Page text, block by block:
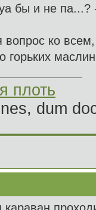
бы и не
вопрос ко
горьких
плоть
dum